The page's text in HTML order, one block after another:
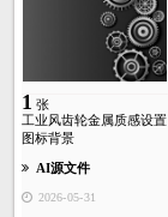
1 张
工业风齿轮金属质感设置
图标背景
AI源文件
2026-05-31